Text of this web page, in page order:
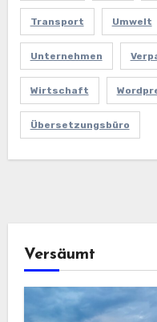
Transport Umwelt
Unternehmen
Wirtschaft
Übersetzungsbüro
Versäumt